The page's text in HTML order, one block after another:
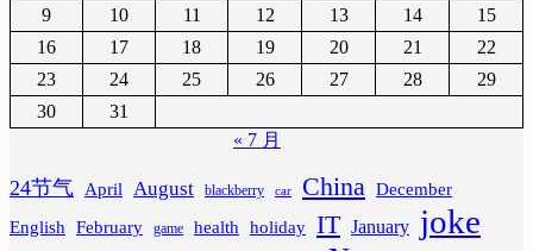
9
10 11 12 13 14
15
16
17 18 19 20 21
22
23
24 25 26 27 28
29
30
31
« 7 月
24节气 April August blackberry car China
December
English
February game health holiday IT January joke